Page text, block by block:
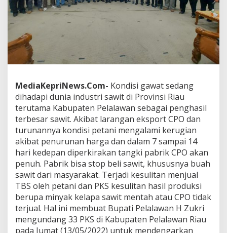
n
e
a
3
3
P
K
S
,
B
e
m
o
h
o
n
B
MediaKepriNews.Com- Kondisi gawat sedang
dihadapi dunia industri sawit di Provinsi Riau
terutama Kabupaten Pelalawan sebagai penghasil
terbesar sawit. Akibat larangan eksport CPO dan
turunannya kondisi petani mengalami kerugian
akibat penurunan harga dan dalam 7 sampai 14
hari kedepan diperkirakan tangki pabrik CPO akan
penuh. Pabrik bisa stop beli sawit, khususnya buah
sawit dari masyarakat. Terjadi kesulitan menjual
TBS oleh petani dan PKS kesulitan hasil produksi
berupa minyak kelapa sawit mentah atau CPO tidak
terjual. Hal ini membuat Bupati Pelalawan H Zukri
mengundang 33 PKS di Kabupaten Pelalawan Riau
pada Jumat (13/05/2022) untuk mendengarkan